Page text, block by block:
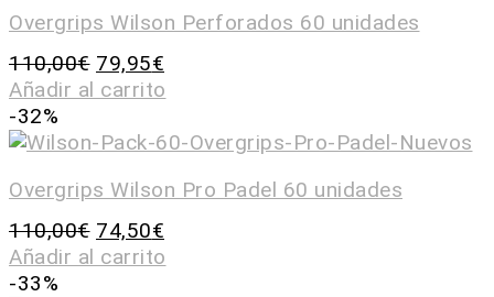
Overgrips Wilson Perforados 60 unidades
110,00€ 79,95€
Añadir al carrito
-32%
Overgrips Wilson Pro Padel 60 unidades
110,00€ 74,50€
Añadir al carrito
-33%